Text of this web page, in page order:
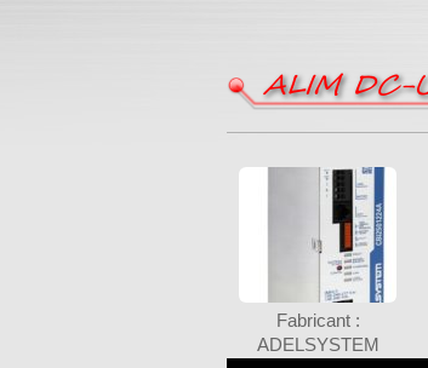
ALIM DC-
Fabricant :
ADELSYSTEM